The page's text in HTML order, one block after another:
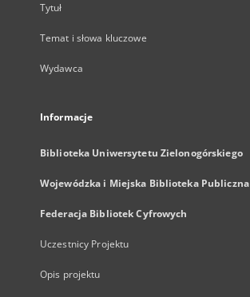
Tytuł
Temat i słowa kluczowe
Wydawca
Informacje
Biblioteka Uniwersytetu Zielonogórskiego
Wojewódzka i Miejska Biblioteka Publiczna
Federacja Bibliotek Cyfrowych
Uczestnicy Projektu
Opis projektu